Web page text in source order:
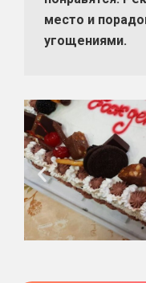
место и
угощениями.